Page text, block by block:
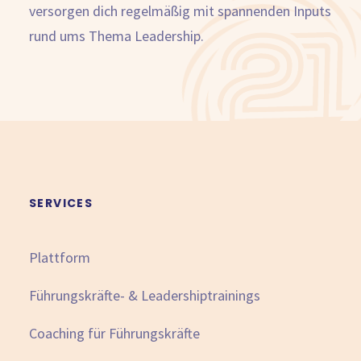
versorgen dich regelmäßig mit spannenden Inputs
rund ums Thema Leadership.
SERVICES
Plattform
Führungskräfte- & Leadershiptrainings
Coaching für Führungskräfte